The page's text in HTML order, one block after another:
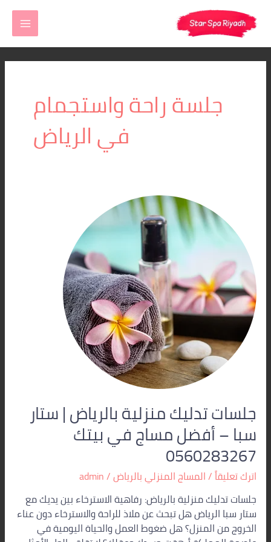
المحتوى
جلسة راحة واستجمام
في الرياض
جلسات تدليك منزلية بالرياض | ستار
سبا – أفضل مساج في بيتك
0560283267
اترك تعليقاً/المساج المنزلي بالرياض/
admin
جلسات تدليك منزلية بالرياض: رفاهية الاسترخاء بين يديك مع
ستار سبا الرياض هل تبحث عن ملاذ للراحة والاسترخاء دون عناء
الخروج من المنزل؟ هل ضغوط العمل والحياة اليومية في
منزلية
بالرياض
ستار
سبا
–
أفضل
مساج
في
0560283267